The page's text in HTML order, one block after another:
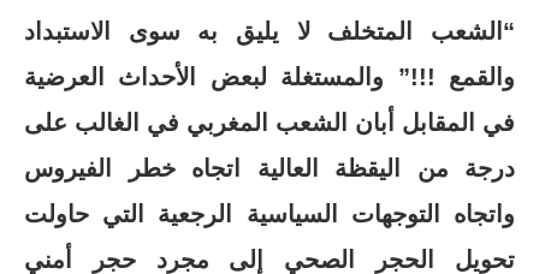
“الشعب المتخلف لا يليق به سوى الاستبداد
والقمع !!!” والمستغلة لبعض الأحداث العرضية
في المقابل أبان الشعب المغربي في الغالب على
درجة من اليقظة العالية اتجاه خطر الفيروس
واتجاه التوجهات السياسية الرجعية التي حاولت
تحويل الحجر الصحي إلى مجرد حجر أمني